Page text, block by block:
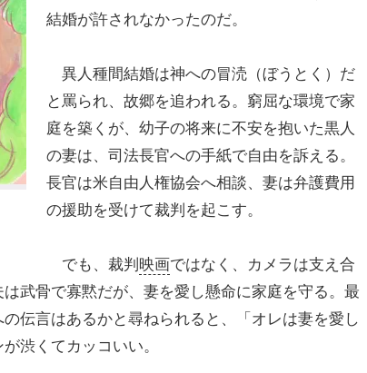
結婚が許されなかったのだ。
異人種間結婚は神への冒涜（ぼうとく）だ
と罵られ、故郷を追われる。窮屈な環境で家
庭を築くが、幼子の将来に不安を抱いた黒人
の妻は、司法長官への手紙で自由を訴える。
長官は米自由人権協会へ相談、妻は弁護費用
の援助を受けて裁判を起こす。
でも、裁判 映画ではなく、カメラは支え合
武骨で寡黙だが、妻を愛し懸命に家庭を守る。最
伝言はあるかと尋ねられると、「オレは妻を愛し
渋くてカッコいい。